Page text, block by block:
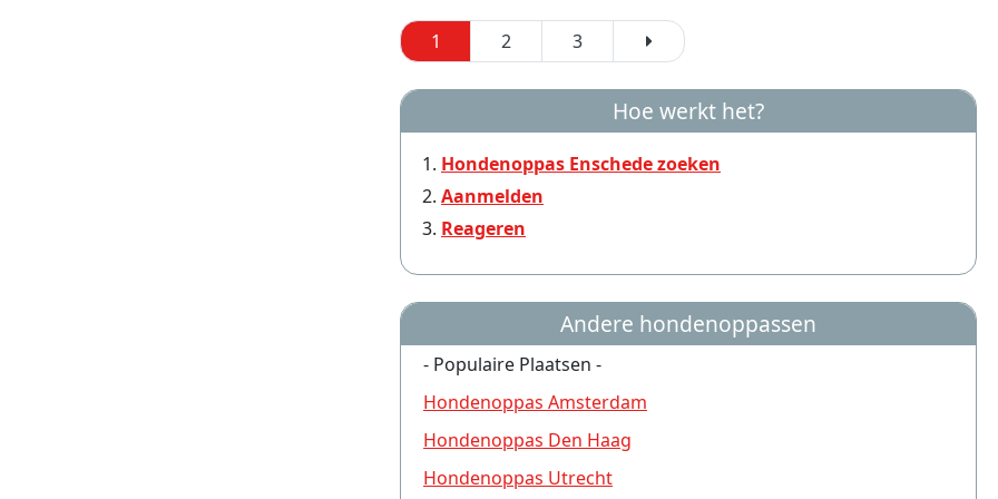
1 2 3
Hoe werkt het?
Hondenoppas Enschede zoeken
Aanmelden
Reageren
Andere hondenoppassen
- Populaire Plaatsen -
Hondenoppas Amsterdam
Hondenoppas Den Haag
Hondenoppas Utrecht